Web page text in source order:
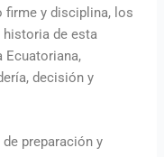
firme y disciplina, los
historia de esta
Ecuatoriana,
decisión y
preparación y